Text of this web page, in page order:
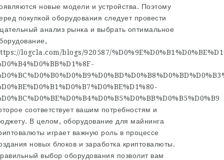
новые модели и устройства. Поэтому
покупкой оборудования следует провести
анализ рынка и выбрать оптимальное
logcla.com/blogs/920587/
соответствует вашим потребностям и
В целом, оборудование для майнинга
играет важную роль в процессе
новых блоков и заработка криптовалюты.
выбор оборудования позволит вам